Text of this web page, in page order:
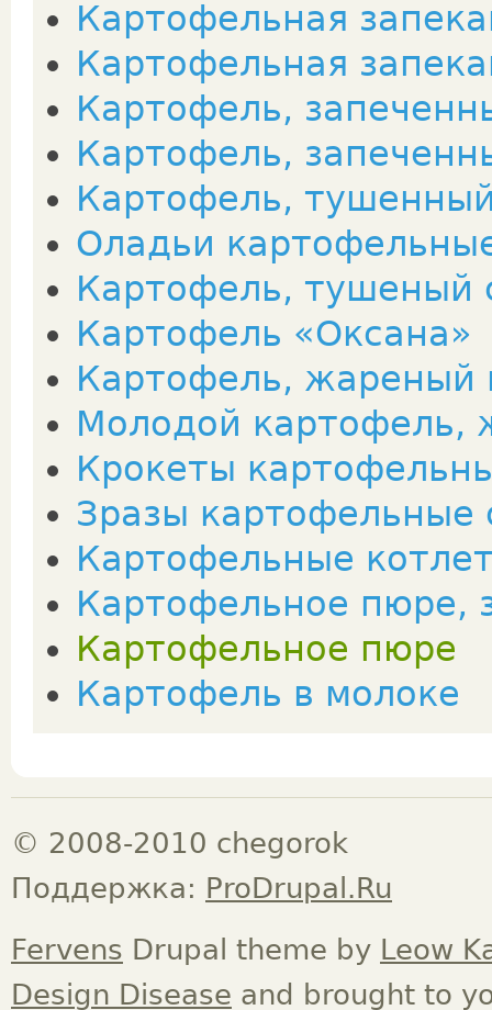
Картофельная
Картофельная
Картофель,
Картофель,
Картофель,
Оладьи
Картофель, тушеный
Картофель «Оксана»
Картофель, жареный
Молодой картофель,
Крокеты
Зразы картофельные
Картофельные
Картофельное пюре,
Картофельное пюре
Картофель в молоке
© 2008-2010 chegorok
Поддержка: ProDrupal.Ru
Fervens Drupal theme by Leow
Design Disease and brought to